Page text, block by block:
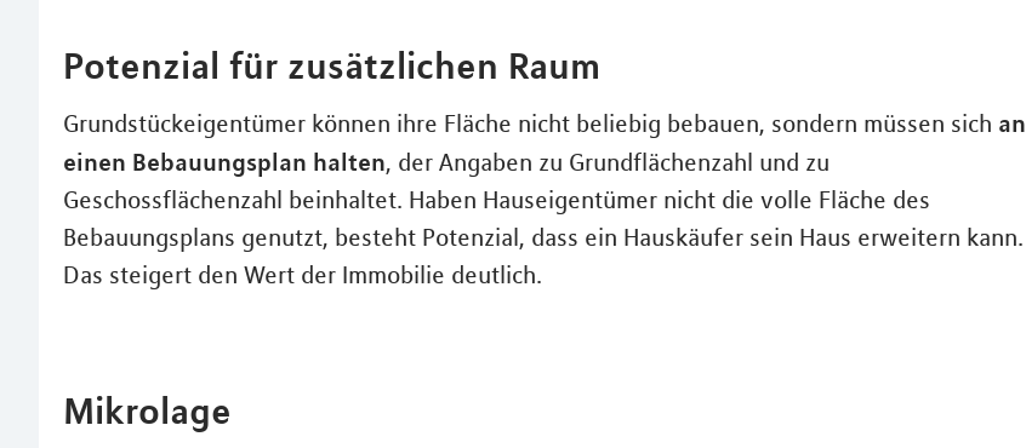
Potenzial für zusätzlichen Raum
Grundstückeigentümer können ihre Fläche nicht beliebig bebauen, sondern müssen sich an
einen Bebauungsplan halten, der Angaben zu Grundflächenzahl und zu
Geschossflächenzahl beinhaltet. Haben Hauseigentümer nicht die volle Fläche des
Bebauungsplans genutzt, besteht Potenzial, dass ein Hauskäufer sein Haus erweitern kann.
Das steigert den Wert der Immobilie deutlich.
Mikrolage